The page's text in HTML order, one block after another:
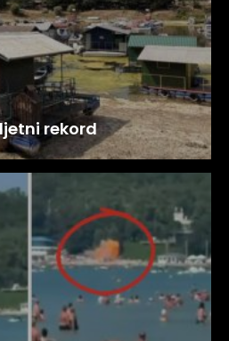
rekord